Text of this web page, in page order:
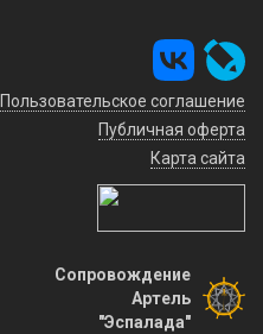
Пользовательское соглашение
Публичная оферта
Карта сайта
Сопровождение
Артель
"Эспалада"